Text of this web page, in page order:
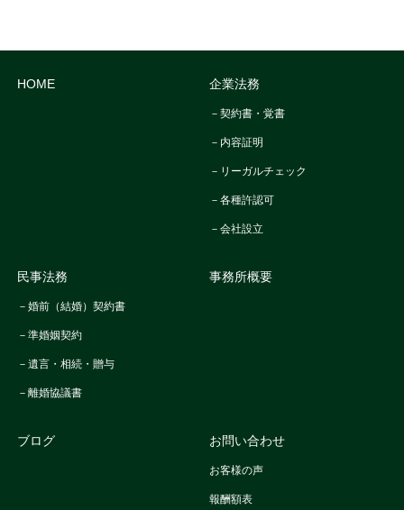
HOME 企業法務
－契約書・覚書
－内容証明
－リーガルチェック
－各種許認可
－会社設立
民事法務
－婚前（結婚）契約書
－準婚姻契約
－遺言・相続・贈与
－離婚協議書
事務所概要
ブログ お問い合わせ
お客様の声
報酬額表